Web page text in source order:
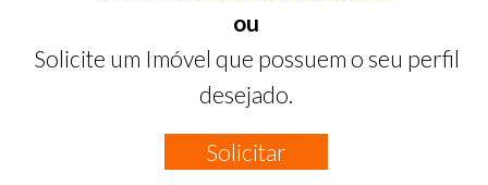
ou
Solicite um Imóvel que possuem o seu perfil
desejado.
Solicitar